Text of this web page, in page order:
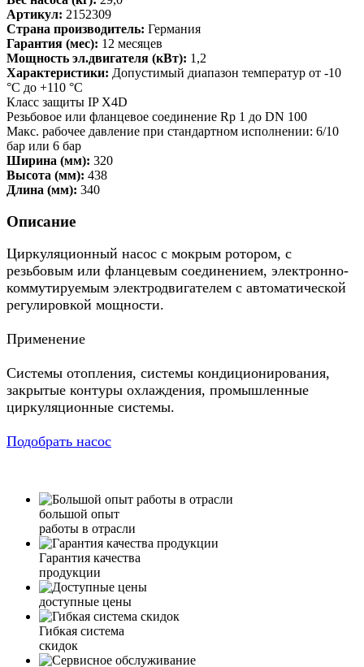
Артикул: 2152309
Страна производитель: Германия
Гарантия (мес): 12 месяцев
Мощность эл.двигателя (кВт): 1,2
Характеристики: Допустимый диапазон температур от -10
°C до +110 °C
Класс защиты IP X4D
Резьбовое или фланцевое соединение Rp 1 до DN 100
Макс. рабочее давление при стандартном исполнении: 6/10
бар или 6 бар
Ширина (мм): 320
Высота (мм): 438
Длина (мм): 340
Описание
Циркуляционный насос с мокрым ротором, с
резьбовым или фланцевым соединением, электронно-
коммутируемым электродвигателем с автоматической
регулировкой мощности.
Применение
Системы отопления, системы кондиционирования,
закрытые контуры охлаждения, промышленные
циркуляционные системы.
Подобрать насос
большой опыт
работы в отрасли
Гарантия качества
продукции
доступные цены
Гибкая система
скидок